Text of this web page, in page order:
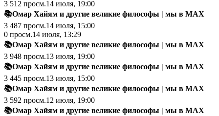
3 512 просм.14 июля, 19:00
📚Омар Хайям и другие великие философы | мы в MAX
3 487 просм.14 июля, 15:00
0 просм.14 июля, 13:29
📚Омар Хайям и другие великие философы | мы в MAX
3 948 просм.13 июля, 19:00
📚Омар Хайям и другие великие философы | мы в MAX
3 445 просм.13 июля, 15:00
📚Омар Хайям и другие великие философы | мы в MAX
3 592 просм.12 июля, 19:00
📚Омар Хайям и другие великие философы | мы в MAX